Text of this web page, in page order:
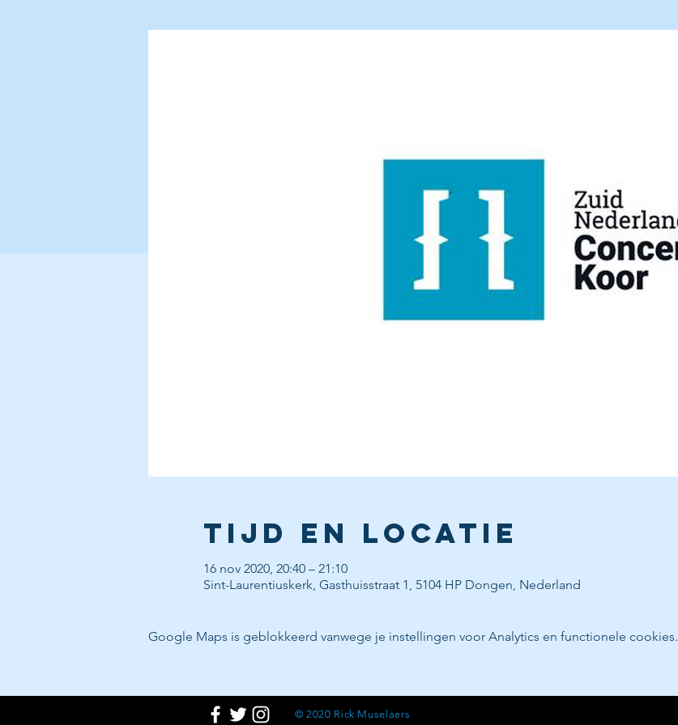
Tijd en locatie
16 nov 2020, 20:40 – 21:10
Sint-Laurentiuskerk, Gasthuisstraat 1, 5104 HP Dongen, Nederland
Google Maps is geblokkeerd vanwege je instellingen voor Analytics en functionele cookies.
© 2020 Rick Muselaers